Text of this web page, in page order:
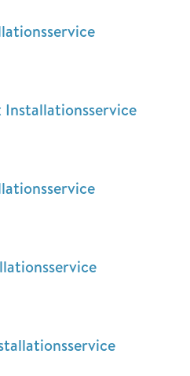
Installationsservice